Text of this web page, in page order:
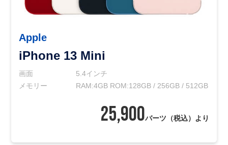
Apple
iPhone 13 Mini
画面
5.4インチ
メモリー
RAM:4GB ROM:128GB / 256GB / 512GB
25,900バーツ（税込）より